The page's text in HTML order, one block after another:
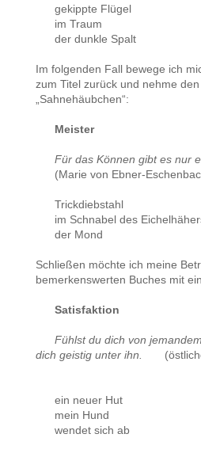
gekippte Flügel
im Traum
der dunkle Spalt
Im folgenden Fall bewege ich
zum Titel zurück und nehme
„Sahnehäubchen“:
Meister
Für das Können gibt es nur
(Marie von Ebner-
Trickdiebstahl
im Schnabel des
der Mond
Schließen möchte ich meine
bemerkenswerten Buches mit
Satisfaktion
Fühlst du dich von
dich geistig unter ihn.
ein neuer Hut
mein Hund
wendet sich ab